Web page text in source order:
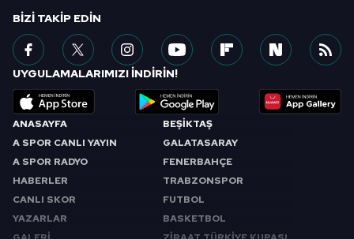
6698 sayılı Kişisel Verilerin Korunması Kanunu uyarınca
ilgili mevzuata uygun olarak kullanılan çerezlerle ilgili bilgi
almak için lütfen
tıklayınız .
ANASAYFA
A SPOR CANLI YAYIN
A SPOR RADYO
HABERLER
CANLI SKOR
YAZARLAR
BEŞİKTAŞ
GALATASARAY
FENERBAHÇE
TRABZONSPOR
FUTBOL
BASKETBOL
BIZI TAKIP EDIN
UYGULAMALARIMIZI İNDİRİN!